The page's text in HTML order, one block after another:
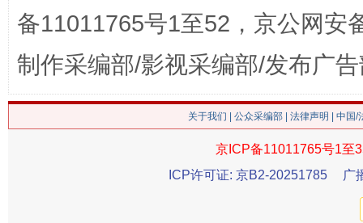
今
备11011765号1至52，京公网安
制作采编部/影视采编部/发布广
关于我们 公众采编部 法律声明 | 中国
京ICP备11011765号1至
ICP许可证: 京B2-20251785
广